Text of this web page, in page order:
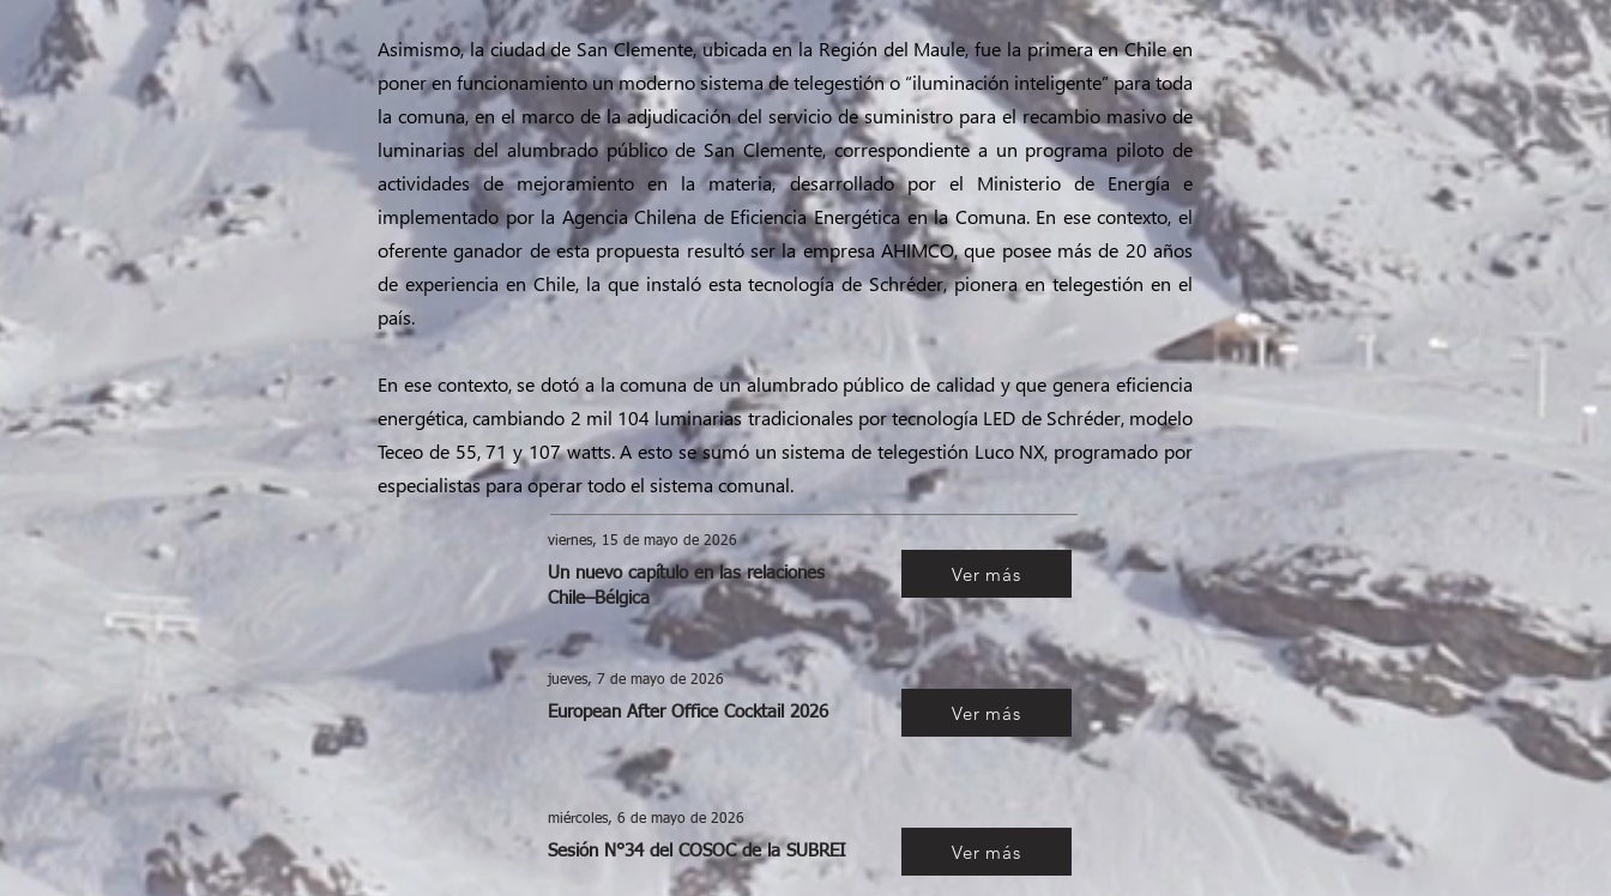
Asimismo, la ciudad de San Clemente, ubicada en la Región del Maule, fue la primera en Chile en
poner en funcionamiento un moderno sistema de telegestión o “iluminación inteligente” para toda
la comuna, en el marco de la adjudicación del servicio de suministro para el recambio masivo de
luminarias del alumbrado público de San Clemente, correspondiente a un programa piloto de
actividades de mejoramiento en la materia, desarrollado por el Ministerio de Energía e
implementado por la Agencia Chilena de Eficiencia Energética en la Comuna. En ese contexto, el
oferente ganador de esta propuesta resultó ser la empresa AHIMCO, que posee más de 20 años
de experiencia en Chile, la que instaló esta tecnología de Schréder, pionera en telegestión en el
país.
En ese contexto, se dotó a la comuna de un alumbrado público de calidad y que genera eficiencia
energética, cambiando 2 mil 104 luminarias tradicionales por tecnología LED de Schréder, modelo
Teceo de 55, 71 y 107 watts. A esto se sumó un sistema de telegestión Luco NX, programado por
especialistas para operar todo el sistema comunal.
viernes, 15 de mayo de 2026
Un nuevo capítulo en las relaciones
Chile–Bélgica
Ver más
jueves, 7 de mayo de 2026
European After Office Cocktail 2026 Ver más
miércoles, 6 de mayo de 2026
Sesión N°34 del COSOC de la SUBREI Ver más